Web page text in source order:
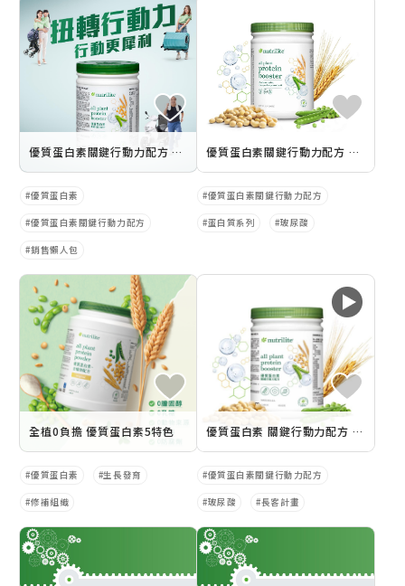
優質蛋白素關鍵行動力配方 銷售懶人包
優質蛋白素
優質蛋白素關鍵行動力配方
銷售懶人包
優質蛋白素關鍵行動力配方 產品介紹
優質蛋白素關鍵行動力配方
蛋白質系列 玻尿酸
全植0負擔 優質蛋白素5特色
優質蛋白素 生長發育
修補組織
優質蛋白素 關鍵行動力配方 產品廣告
優質蛋白素關鍵行動力配方
玻尿酸 長客計畫